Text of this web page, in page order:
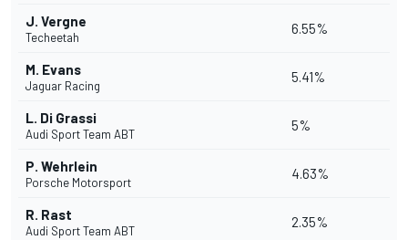
J. Vergne
Techeetah
6.55%
M. Evans
Jaguar Racing
5.41%
L. Di Grassi
Audi Sport Team ABT
5%
P. Wehrlein
Porsche Motorsport
4.63%
R. Rast
Audi Sport Team ABT
2.35%